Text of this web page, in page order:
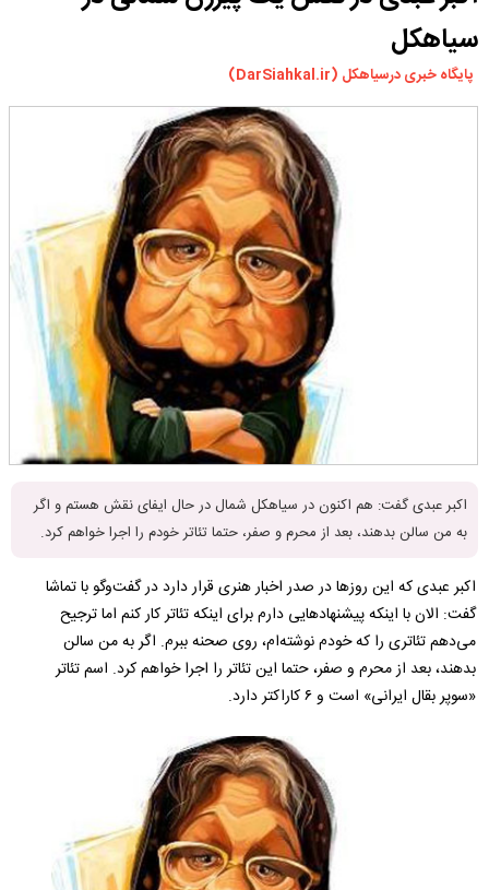
چندرسانه ای
مسیر گردشگری دیلمان
درباره ما
سیاهکل
پایگاه خبری درسیاهکل (DarSiahkal.ir)
اکبر عبدی گفت: هم اکنون در سیاهکل شمال در حال ایفای نقش هستم و اگر
به من سالن بدهند، بعد از محرم و صفر، حتما تئاتر خودم را اجرا خواهم کرد.
اکبر عبدی که این روزها در صدر اخبار هنری قرار دارد در گفت‌وگو با تماشا
گفت: الان با اینکه پیشنهادهایی دارم برای اینکه تئاتر کار کنم اما ترجیح
می‌دهم تئاتری را که خودم نوشته‌ام، روی صحنه ببرم. اگر به من سالن
بدهند، بعد از محرم و صفر، حتما این تئاتر را اجرا خواهم کرد. اسم تئاتر
«سوپر بقال ایرانی» است و ۶ کاراکتر دارد.